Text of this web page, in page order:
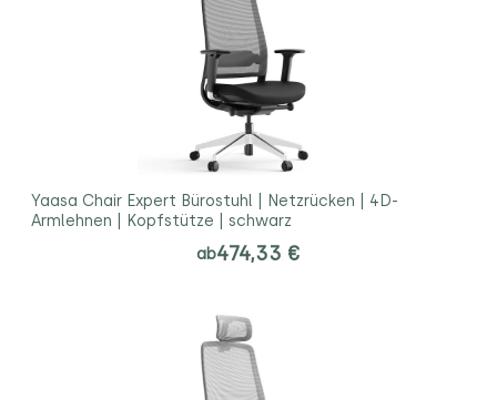
Yaasa Chair Expert Bürostuhl | Netzrücken | 4D-
Armlehnen | Kopfstütze | schwarz
ab474,33 €